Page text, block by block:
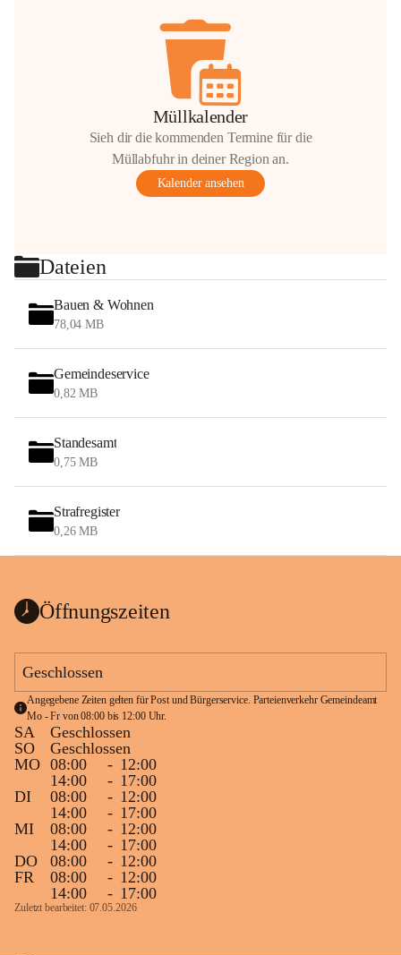
Müllkalender
Sieh dir die kommenden Termine für die
Müllabfuhr in deiner Region an.
Kalender ansehen
Dateien
Bauen & Wohnen
78,04 MB
Gemeindeservice
0,82 MB
Standesamt
0,75 MB
Strafregister
0,26 MB
Öffnungszeiten
Geschlossen
Angegebene Zeiten gelten für Post und Bürgerservice. Parteienverkehr Gemeindeamt
Mo - Fr von 08:00 bis 12:00 Uhr.
SA
Geschlossen
SO
Geschlossen
MO 08:00 - 12:00
14:00
- 17:00
DI
08:00 - 12:00
14:00
- 17:00
MI
08:00 - 12:00
14:00
- 17:00
DO
08:00 - 12:00
FR
08:00 - 12:00
14:00
- 17:00
Zuletzt bearbeitet: 07.05.2026